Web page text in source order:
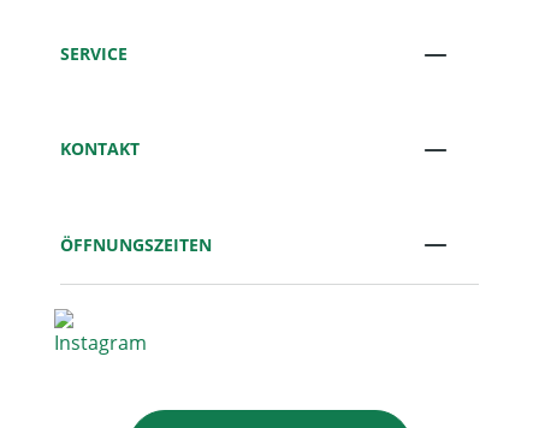
SERVICE
KONTAKT
ÖFFNUNGSZEITEN